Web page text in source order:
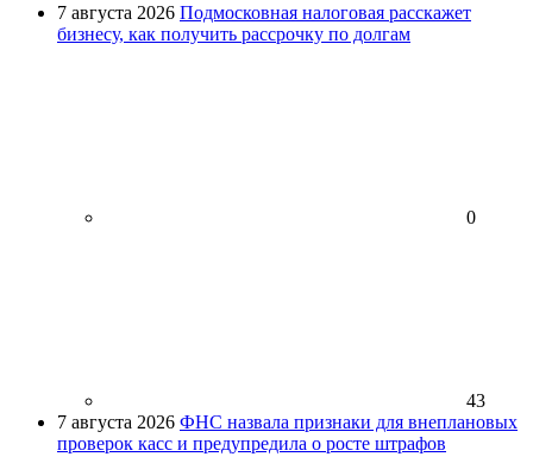
7 августа 2026 Подмосковная налоговая расскажет
бизнесу, как получить рассрочку по долгам
0
43
7 августа 2026 ФНС назвала признаки для внеплановых
проверок касс и предупредила о росте штрафов